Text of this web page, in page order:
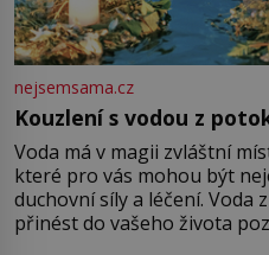
nejsemsama.cz
Kouzlení s vodou z
Voda má v magii zvláštní
které pro vás mohou být
duchovní síly a léčení. Voda
přinést do vašeho života